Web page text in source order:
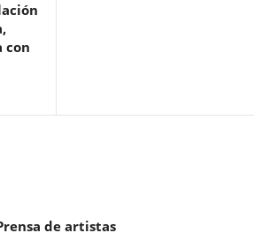
con
de artistas